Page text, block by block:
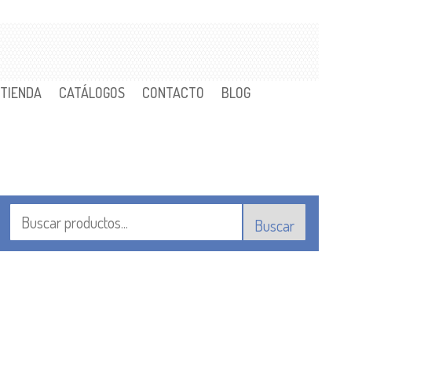
TIENDA CATÁLOGOS CONTACTO BLOG
Buscar